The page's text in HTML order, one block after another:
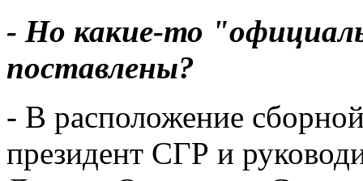
- Но какие-то
поставлены?
- В расположение
президент СГР и